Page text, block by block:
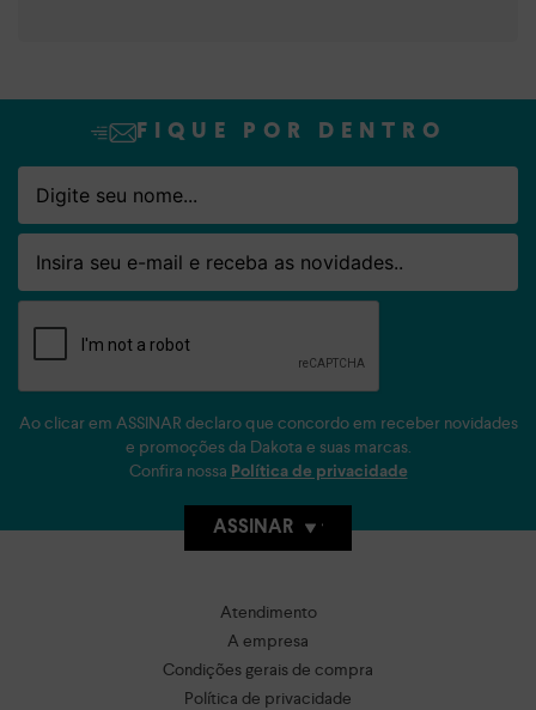
FIQUE POR DENTRO
Nome
Email
Ao clicar em ASSINAR declaro que concordo em receber novidades
e promoções da Dakota e suas marcas.
Confira nossa Política de privacidade
ASSINAR
Atendimento
A empresa
Condições gerais de compra
Política de privacidade